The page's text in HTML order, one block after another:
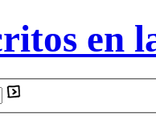
en